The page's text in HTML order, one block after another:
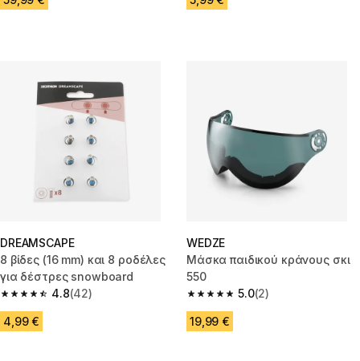
DREAMSCAPE
8 βίδες (16 mm) και 8 ροδέλες
για δέστρες snowboard
4.8
4.8 out of 5 stars from 42 reviews
(42)
4,99 €
WEDZE
Μάσκα παιδικού κράνους σκι
550
5.0
5.0 out of 5 stars from 2
(2)
19,99 €